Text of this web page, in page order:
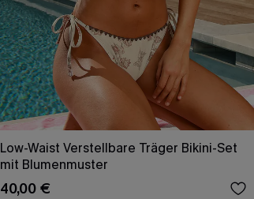
Low-Waist Verstellbare Träger Bikini-Set
mit Blumenmuster
40,00 €